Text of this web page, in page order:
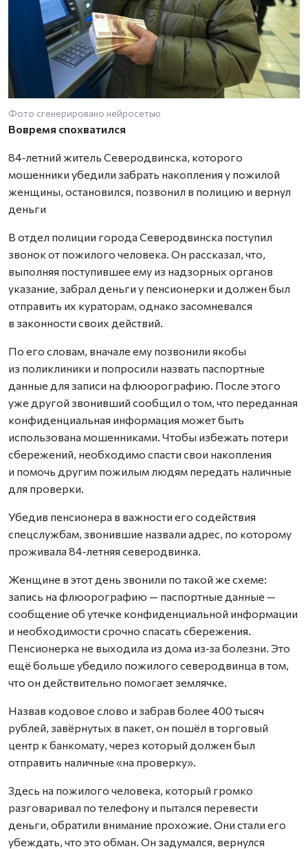
Фото сгенерировано нейросетью
Вовремя спохватился
84‑летний житель Северодвинска, которого
мошенники убедили забрать накопления у пожилой
женщины, остановился, позвонил в полицию и вернул
деньги
В отдел полиции города Северодвинска поступил
звонок от пожилого человека. Он рассказал, что,
выполняя поступившее ему из надзорных органов
указание, забрал деньги у пенсионерки и должен был
отправить их кураторам, однако засомневался
в законности своих действий.
По его словам, вначале ему позвонили якобы
из поликлиники и попросили назвать паспортные
данные для записи на флюорографию. После этого
уже другой звонивший сообщил о том, что переданная
конфиденциальная информация может быть
использована мошенниками. Чтобы избежать потери
сбережений, необходимо спасти свои накопления
и помочь другим пожилым людям передать наличные
для проверки.
Убедив пенсионера в важности его содействия
спецслужбам, звонившие назвали адрес, по которому
проживала 84‑летняя северодвинка.
Женщине в этот день звонили по такой же схеме:
запись на флюорографию — паспортные данные —
сообщение об утечке конфиденциальной информации
и необходимости срочно спасать сбережения.
Пенсионерка не выходила из дома из‑за болезни. Это
ещё больше убедило пожилого северодвинца в том,
что он дейст­вительно помогает землячке.
Назвав кодовое слово и забрав более 400 тысяч
рублей, завёрнутых в пакет, он пошёл в торговый
центр к банкомату, через который должен был
отправить наличные «на проверку».
Здесь на пожилого человека, который громко
разговаривал по телефону и пытался перевести
деньги, обратили внимание прохожие. Они стали его
убеждать, что это обман. Он задумался, вернулся